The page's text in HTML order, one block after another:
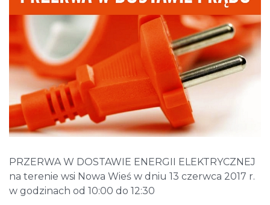
PRZERWA W DOSTAWIE ENERGII ELEKTRYCZNEJ
na terenie wsi Nowa Wieś w dniu 13 czerwca 2017 r.
w godzinach od 10:00 do 12:30